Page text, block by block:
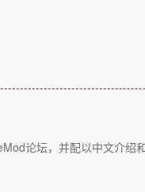
论坛，并配以中文介绍